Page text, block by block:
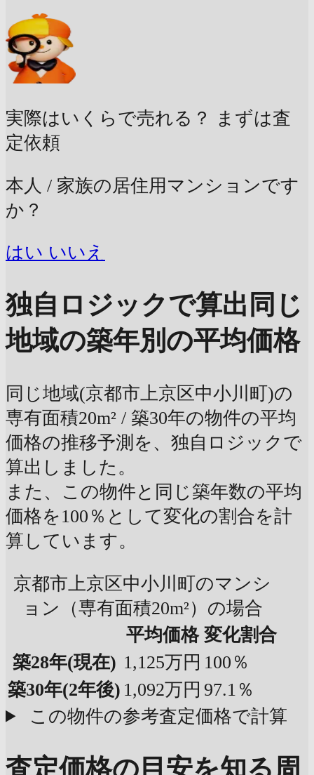
実際はいくらで売れる？
まずは査
定依頼
本人 / 家族の居住用マンションです
か？
はい いいえ
独自ロジックで算出 同じ
地域の築年別の平均価格
同じ地域(京都市上京区中小川町)の
専有面積20m² / 築30年の物件の平均
価格の推移予測を、独自ロジックで
算出しました。
また、この物件と同じ築年数の平均
価格を100％として変化の割合を計
算しています。
京都市上京区中小川町のマンシ
ョン（専有面積20m²）の場合
平均価格 変化割合
築28年(現在) 1,125万円 100％
築30年(2年後) 1,092万円 97.1％
この物件の参考査定価格で計算
査定価格の目安を知る 周